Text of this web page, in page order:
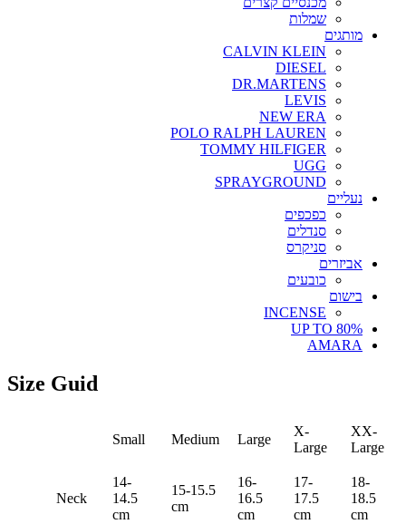
שמלות
מותגים
CALVIN KLEIN
DIESEL
DR.MARTENS
LEVIS
NEW ERA
POLO RALPH LAUREN
TOMMY HILFIGER
UGG
SPRAYGROUND
נעליים
כפכפים
סנדלים
סניקרס
אביזרים
כובעים
בישום
INCENSE
UP TO 80%
AMARA
Size Guid
Small Medium Large
X-
Large
XX-
Large
Neck
14-
14.5
cm
15-15.5
cm
16-
16.5
cm
17-
17.5
cm
18-
18.5
cm